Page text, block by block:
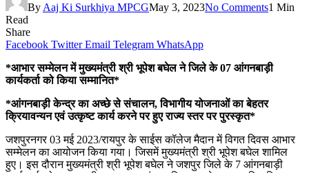
By Aaj Ki Surkhiya MPCGMay 3, 2023No Comments1 Min
Read
Share
Facebook Twitter Email Telegram WhatsApp
*आभार सम्मेलन में मुख्यमंत्री श्री भूपेश बघेल ने जिले के 07 आंगनबाड़ी
कार्यकर्ता को किया सम्मानित*
*आंगनबाड़ी केन्द्र का अच्छे से संचालन, विभागीय योजनाओं का बेहतर
क्रियावन्यन एवं उत्कृष्ट कार्य करने पर हुए राज्य स्तर पर पुरस्कृत*
जशपुरनगर 03 मई 2023/रायपुर के साईस कॉलेज मैदान में विगत दिवस आभार
सम्मेलन का आयोजन किया गया। जिसमें मुख्यमंत्री श्री भूपेश बघेल शामिल
हुए। इस दौरान मुख्यमंत्री श्री भूपेश बघेल ने जशपुर जिले के 7 आंगनबाड़ी